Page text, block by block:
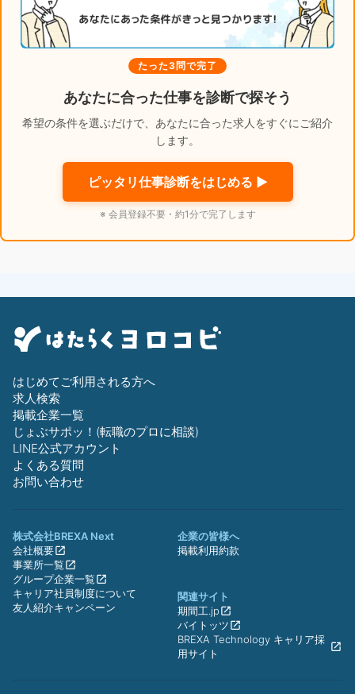
たった3問で完了
あなたに合った仕事を診断で探そう
希望の条件を選ぶだけで、あなたに合った求人をすぐにご紹介
します。
ピッタリ仕事診断をはじめる ▶
※ 会員登録不要・約1分で完了します
はじめてご利用される方へ
求人検索
掲載企業一覧
じょぶサポッ！(転職のプロに相談)
LINE公式アカウント
よくある質問
お問い合わせ
株式会社BREXA Next
会社概要
事業所一覧
グループ企業一覧
キャリア社員制度について
友人紹介キャンペーン
企業の皆様へ
掲載利用約款
関連サイト
期間工.jp
バイトッツ
BREXA Technology キャリア採
用サイト